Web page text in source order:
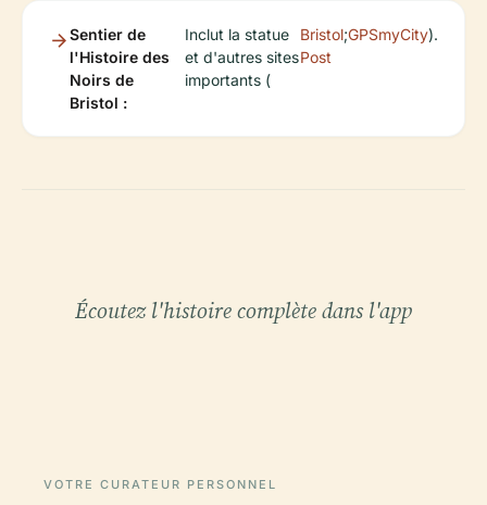
Sentier de
l'Histoire des
Noirs de
Bristol :
Inclut la statue
et d'autres sites
importants (
Bristol
Post
;GPSmyCity).
Écoutez l'histoire complète dans l'app
VOTRE CURATEUR PERSONNEL